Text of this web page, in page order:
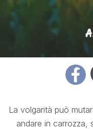
La volgarità può
andare in carrozza,